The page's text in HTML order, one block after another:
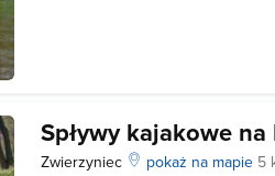
Spływy kajakowe na
Zwierzyniec pokaż na mapie 5